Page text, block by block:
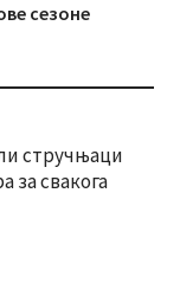
сезоне
стручњаци
за свакога